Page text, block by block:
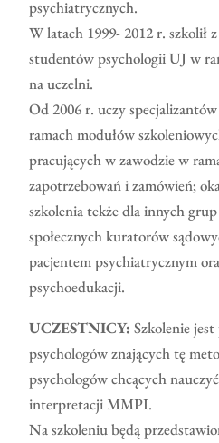
psychiatrycznych.
W latach 1999- 2012 r. szkolił
studentów psychologii UJ w
na uczelni.
Od 2006 r. uczy
ramach modułów
pracujących w zawodzie w
zapotrzebowań i zamówień;
szkolenia tekże dla innych
społecznych kuratorów
pacjentem psychiatrycznym
psychoedukacji.
UCZESTNICY: Szkolenie
psychologów znających tę
psychologów chcących
interpretacji MMPI.
Na szkoleniu będą